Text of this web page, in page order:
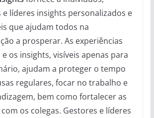
e líderes insights personalizados e
que ajudam todos na
a prosperar. As experiências
e os insights, visíveis apenas para
ajudam a proteger o tempo
regulares, focar no trabalho e
bem como fortalecer as
os colegas. Gestores e líderes